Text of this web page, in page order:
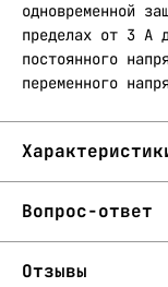
одновременной
пределах от 3
постоянного
переменного
Вопрос-ответ
Отзывы